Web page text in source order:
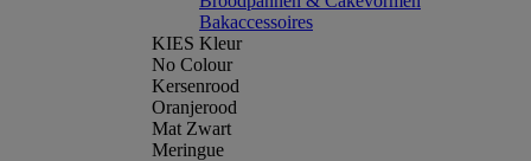
Bakaccessoires
KIES Kleur
No Colour
Kersenrood
Oranjerood
Mat Zwart
Meringue